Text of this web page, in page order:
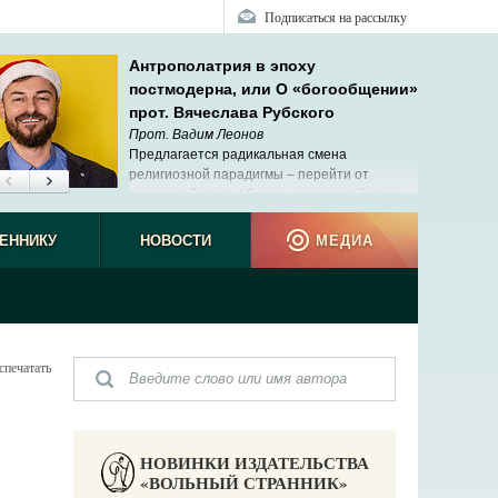
Подписаться на рассылку
Антрополатрия в эпоху
постмодерна, или О «богообщении»
прот. Вячеслава Рубского
Прот. Вадим Леонов
Предлагается радикальная смена
религиозной парадигмы – перейти от
людьми и самим собой.
НОВОСТИ МЕДИА
НОВИНКИ ИЗДАТЕЛЬСТВА
«ВОЛЬНЫЙ СТРАННИК»